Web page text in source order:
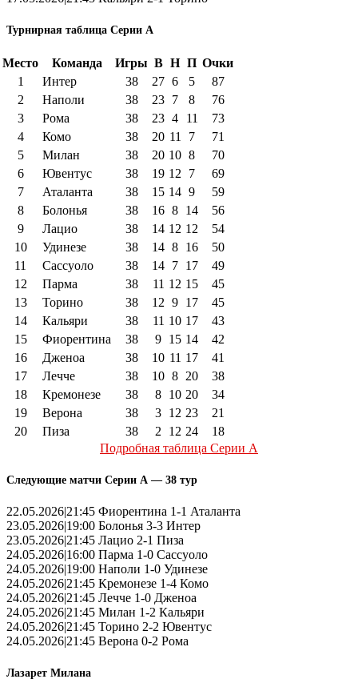
Турнирная таблица Серии А
Место Команда Игры В Н П Очки
1
Интер 38 27 6 5
87
2
Наполи 38 23 7 8
76
3
Рома 38 23 4 11
73
4
Комо 38 20 11 7
71
5
Милан 38 20 10 8
70
6
Ювентус 38 19 12 7
69
7
Аталанта 38 15 14 9
59
8
Болонья 38 16 8 14
56
9
Лацио 38 14 12 12
54
10
Удинезе 38 14 8 16
50
11
Сассуоло 38 14 7 17
49
12
Парма 38 11 12 15
45
13
Торино 38 12 9 17
45
14
Кальяри 38 11 10 17
43
15
Фиорентина 38 9 15 14
42
16
Дженоа 38 10 11 17
41
17
Лечче 38 10 8 20
38
18
Кремонезе 38 8 10 20
34
19
Верона 38 3 12 23
21
20
Пиза 38 2 12 24
18
Подробная таблица Серии А
Следующие матчи Серии А — 38 тур
22.05.2026|21:45 Фиорентина 1-1 Аталанта
23.05.2026|19:00 Болонья 3-3 Интер
23.05.2026|21:45 Лацио 2-1 Пиза
24.05.2026|16:00 Парма 1-0 Сассуоло
24.05.2026|19:00 Наполи 1-0 Удинезе
24.05.2026|21:45 Кремонезе 1-4 Комо
24.05.2026|21:45 Лечче 1-0 Дженоа
24.05.2026|21:45 Милан 1-2 Кальяри
24.05.2026|21:45 Торино 2-2 Ювентус
24.05.2026|21:45 Верона 0-2 Рома
Лазарет Милана